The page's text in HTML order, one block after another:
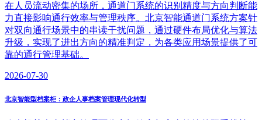
在人员流动密集的场所，通道门系统的识别精度与方向判断能
力直接影响通行效率与管理秩序。北京智能通道门系统方案针
对双向通行场景中的串读干扰问题，通过硬件布局优化与算法
升级，实现了进出方向的精准判定，为各类应用场景提供了可
靠的通行管理基础。
2026-07-30
北京智能型档案柜：政企人事档案管理现代化转型